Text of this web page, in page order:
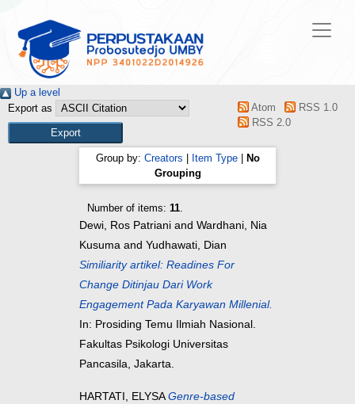
Up a level
Export as
Atom
RSS 1.0
RSS 2.0
Group by: Creators Item Type|
No
Grouping
Number of items: 11.
Dewi, Ros Patriani and Wardhani, Nia
Kusuma and Yudhawati, Dian
Similiarity artikel: Readines For
Change Ditinjau Dari Work
Engagement Pada Karyawan Millenial.
In: Prosiding Temu Ilmiah Nasional.
Fakultas Psikologi Universitas
Pancasila, Jakarta.
HARTATI, ELYSA Genre-based